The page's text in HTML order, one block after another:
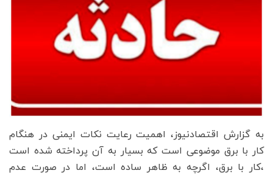
به گزارش اقتصادنیوز، اهمیت رعایت نکات ایمنی در هنگام
کار با برق موضوعی است که بسیار به آن پرداخته شده است
،کار با برق، اگرچه به ظاهر ساده است، اما در صورت عدم